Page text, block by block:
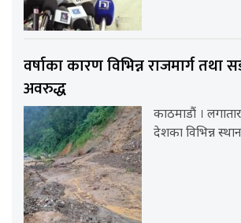
वर्षाका कारण विभिन्न राजमार्ग
अवरुद्ध
काठमाडौं ।
देशका विभिन्न